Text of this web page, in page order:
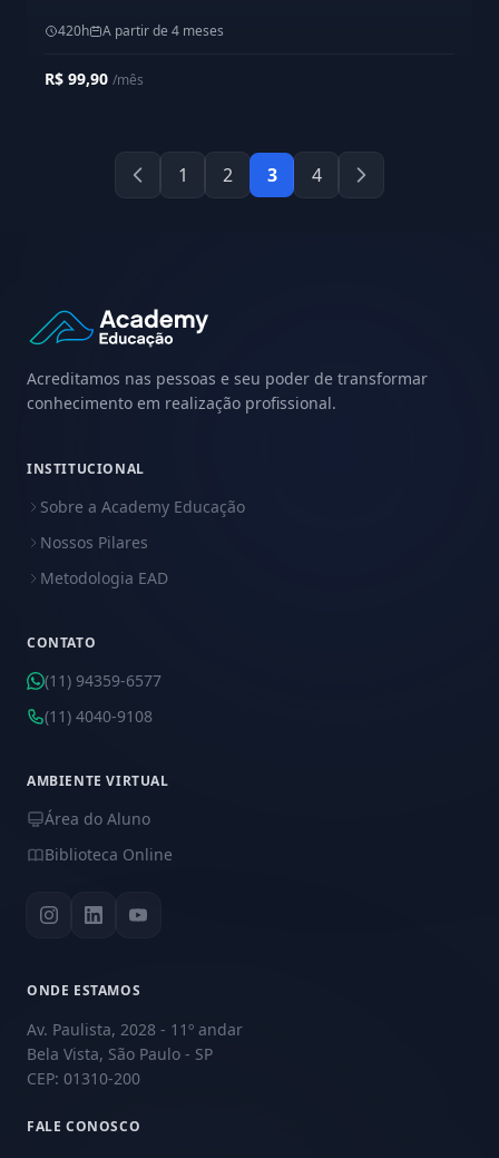
420h A partir de 4 meses
R$ 99,90 /mês
1 2 3 4
Acreditamos nas pessoas e seu poder de transformar
conhecimento em realização profissional.
INSTITUCIONAL
Sobre a Academy Educação
Nossos Pilares
Metodologia EAD
CONTATO
(11) 94359-6577
(11) 4040-9108
AMBIENTE VIRTUAL
Área do Aluno
Biblioteca Online
ONDE ESTAMOS
Av. Paulista, 2028 - 11º andar
Bela Vista, São Paulo - SP
CEP: 01310-200
FALE CONOSCO